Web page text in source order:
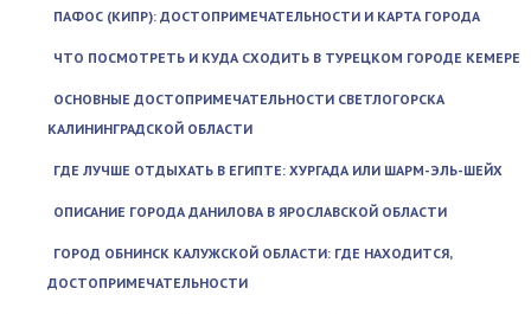
ПАФОС (КИПР): ДОСТОПРИМЕЧАТЕЛЬНОСТИ И КАРТА ГОРОДА
ЧТО ПОСМОТРЕТЬ И КУДА СХОДИТЬ В ТУРЕЦКОМ ГОРОДЕ КЕМЕРЕ
ОСНОВНЫЕ ДОСТОПРИМЕЧАТЕЛЬНОСТИ СВЕТЛОГОРСКА
КАЛИНИНГРАДСКОЙ ОБЛАСТИ
ГДЕ ЛУЧШЕ ОТДЫХАТЬ В ЕГИПТЕ: ХУРГАДА ИЛИ ШАРМ-ЭЛЬ-ШЕЙХ
ОПИСАНИЕ ГОРОДА ДАНИЛОВА В ЯРОСЛАВСКОЙ ОБЛАСТИ
ГОРОД ОБНИНСК КАЛУЖСКОЙ ОБЛАСТИ: ГДЕ НАХОДИТСЯ,
ДОСТОПРИМЕЧАТЕЛЬНОСТИ